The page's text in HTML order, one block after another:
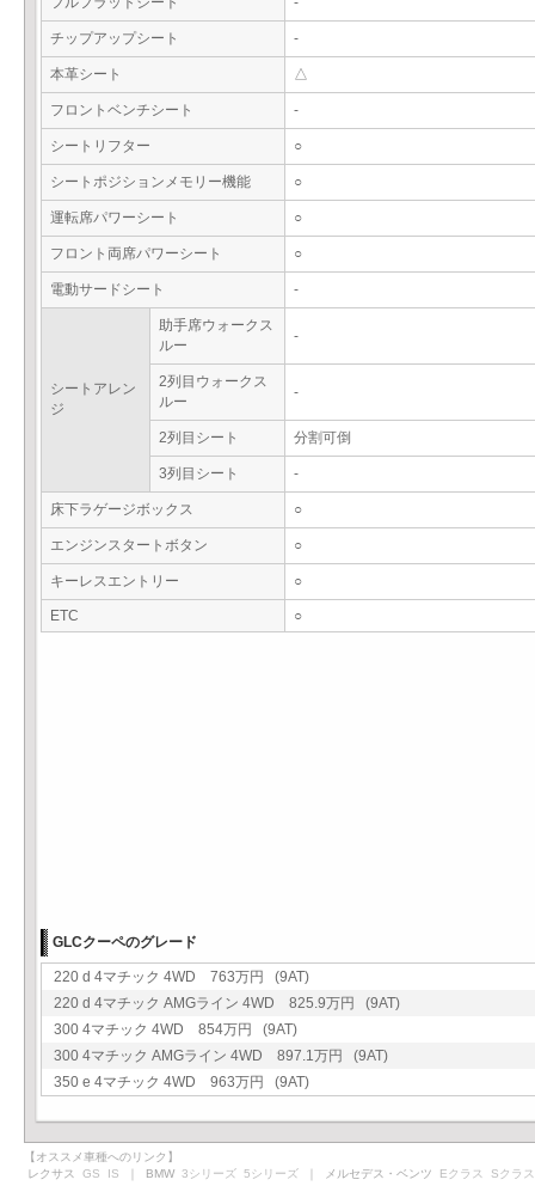
チップアップシート -
本革シート △
フロントベンチシート -
シートリフター ○
シートポジションメモリー機能 ○
運転席パワーシート ○
フロント両席パワーシート ○
電動サードシート -
シートアレン
ジ
助手席ウォークス
ルー
-
2列目ウォークス
ルー
-
2列目シート 分割可倒
3列目シート -
床下ラゲージボックス ○
エンジンスタートボタン ○
キーレスエントリー ○
ETC ○
GLCクーペのグレード
220 d 4マチック 4WD 763万円 (9AT)
220 d 4マチック AMGライン 4WD 825.9万円 (9AT)
300 4マチック 4WD 854万円 (9AT)
300 4マチック AMGライン 4WD 897.1万円 (9AT)
350 e 4マチック 4WD 963万円 (9AT)
【オススメ車種へのリンク】
レクサス GS IS ｜ BMW 3シリーズ 5シリーズ ｜ メルセデス・ベンツ Eクラス Sクラス